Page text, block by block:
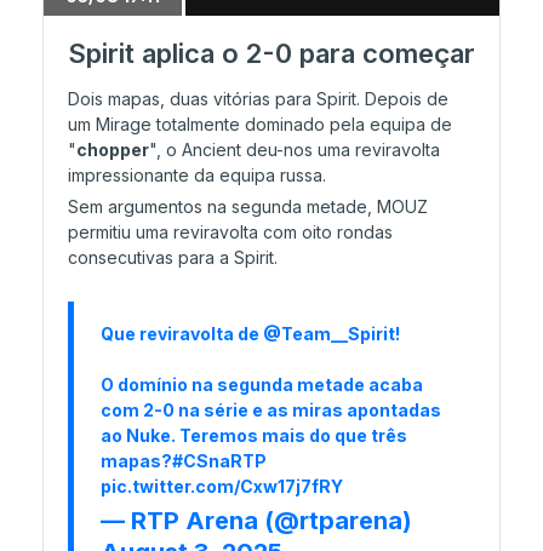
29/07 11:03
Último dia de Stage 2
28/07 20:52
Resumo do dia: 3DMAX e Falcons
eliminadas. NIP sobrevive
28/07 15:37
Liquid diz adeus
Spirit aplica o 2-0 para começar
Dois mapas, duas vitórias para Spirit. Depois de
um Mirage totalmente dominado pela equipa de
"chopper", o Ancient deu-nos uma reviravolta
impressionante da equipa russa.
Sem argumentos na segunda metade, MOUZ
permitiu uma reviravolta com oito rondas
consecutivas para a Spirit.
Que reviravolta de @Team__Spirit!
O domínio na segunda metade acaba
com 2-0 na série e as miras apontadas
ao Nuke. Teremos mais do que três
mapas?#CSnaRTP
pic.twitter.com/Cxw17j7fRY
— RTP Arena (@rtparena)